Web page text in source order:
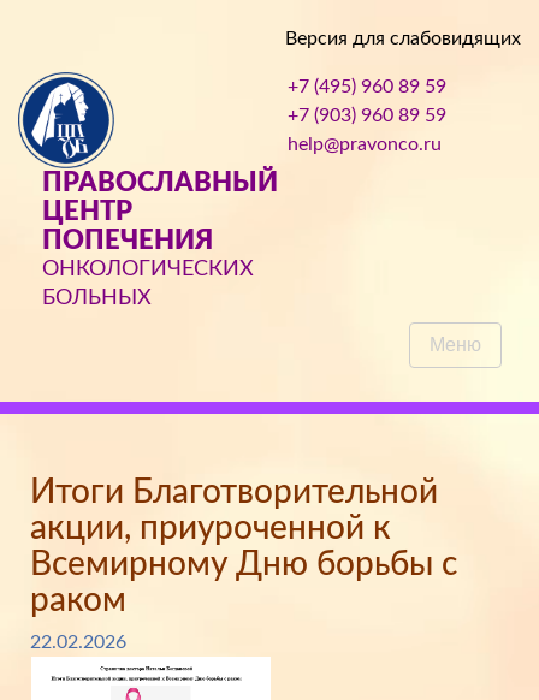
Версия для слабовидящих
ПРАВОСЛАВНЫЙ
ЦЕНТР
ПОПЕЧЕНИЯ
ОНКОЛОГИЧЕСКИХ
БОЛЬНЫХ
+7 (495) 960 89 59
+7 (903) 960 89 59
help@pravonco.ru
Меню
Итоги Благотворительной
акции, приуроченной к
Всемирному Дню борьбы с
раком
22.02.2026